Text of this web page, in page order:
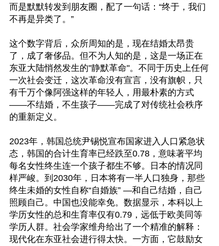
而是默默转发到朋友圈，配了一句话：“终于，我们
不再是异类了。”
这个数字背后，众所周知的是，现在结婚太昂贵
了，成了奢侈品。但不为人知的是，这是一场正在
东亚大陆悄然发生的"静默革命"。不同于历史上任何
一次社会变迁，这次革命没有宣言，没有旗帜，只
有千万个像阿强这样的年轻人，用最朴素的方式
——不结婚，不生孩子——完成了对传统社会秩序
的重新定义。
2023年，韩国总统尹锡悦宣布国家进入人口紧急状
态，韩国的合计生育率已经跌至0.78，意味著平均
每名女性终生连一个孩子都生不够。日本的情况同
样严峻。到2030年，日本将有一半人口独身，那些
终生未婚的女性自称“自婚族” —和自己结婚，自己
照顾自己。中国也没能幸免。数据显示，本科以上
学历女性的总和生育率仅有0.79，远低于欧美同等
学历人群。社会学家维舟给出了一个精准的解释：
现代化在东亚社会进行得太快。一方面，它鼓励女